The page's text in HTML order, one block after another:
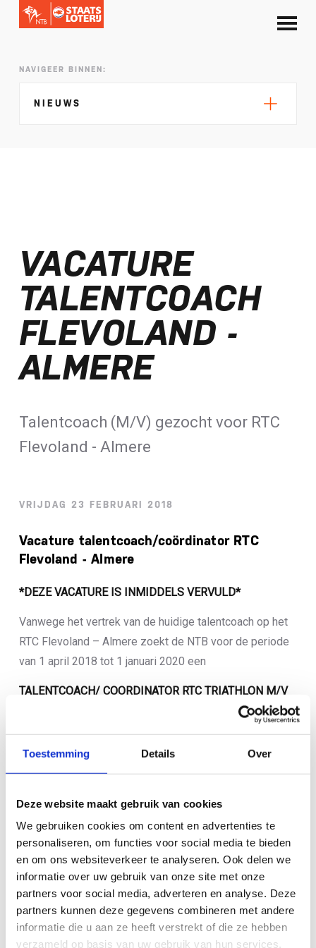
Toestemming Details Over
Deze website maakt gebruik van cookies
We gebruiken cookies om content en advertenties te
personaliseren, om functies voor social media te bieden
en om ons websiteverkeer te analyseren. Ook delen we
informatie over uw gebruik van onze site met onze
partners voor social media, adverteren en analyse. Deze
partners kunnen deze gegevens combineren met andere
informatie die u aan ze heeft verstrekt of die ze hebben
verzameld op basis van uw gebruik van hun services.
NAVIGEER BINNEN:
NIEUWS
Selectie EK lange afstand Almere bekend
Kalenders T50 en T100 World Championship
Tour 2027 bekend
NTB ontvangt bijdrage van Nederlandse
Loterij​
ALLE NIEUWSBERICHTEN
VACATURE
TALENTCOACH
FLEVOLAND -
ALMERE
Talentcoach (M/V) gezocht voor RTC
Flevoland - Almere
VRIJDAG 23 FEBRUARI 2018
Vacature talentcoach/coördinator RTC
Flevoland - Almere
*DEZE VACATURE IS INMIDDELS VERVULD*
Vanwege het vertrek van de huidige talentcoach op het
RTC Flevoland – Almere zoekt de NTB voor de periode
van 1 april 2018 tot 1 januari 2020 een
TALENTCOACH/ COORDINATOR RTC TRIATHLON M/V
talentontwikkelprogramma triathlon en de daarmee
activiteiten op het RTC in Almere. Hij/zij wordt daarin
geassisteerd door een RTC zwem- en looptrainer.
Tevens levert de functionaris een bijdrage aan de
ontwikkeling van de jeugdtriathlonsport in Almere binnen
de vereniging TVA.
Klikhier voor de vacaturetekst
Klikhiervoor het functieprofiel van de RTC trainer